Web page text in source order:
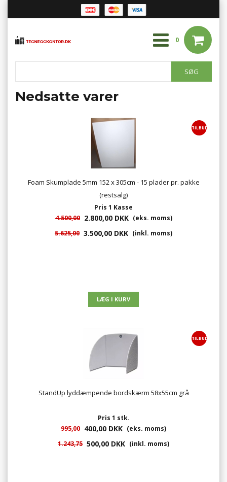
0
Nedsatte varer
TILBUD
Foam Skumplade 5mm 152 x 305cm - 15 plader pr. pakke
(restsalg)
Pris 1 Kasse
4.500,00 2.800,00 DKK (eks. moms)
5.625,00 3.500,00 DKK (inkl. moms)
TILBUD
StandUp lyddæmpende bordskærm 58x55cm grå
Pris 1 stk.
995,00 400,00 DKK (eks. moms)
1.243,75 500,00 DKK (inkl. moms)